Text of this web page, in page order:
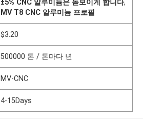
±5% CNC 알루미늄은 돋보이게 합니다,
MV T8 CNC 알루미늄 프로필
$3.20
500000 톤 / 톤마다 년
MV-CNC
4-15Days